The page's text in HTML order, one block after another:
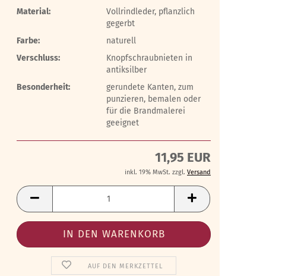
Material:
Vollrindleder, pflanzlich
gegerbt
Farbe:
naturell
Verschluss:
Knopfschraubnieten in
antiksilber
Besonderheit:
gerundete Kanten, zum
punzieren, bemalen oder
für die Brandmalerei
geeignet
11,95 EUR
inkl. 19% MwSt. zzgl. Versand
AUF DEN MERKZETTEL